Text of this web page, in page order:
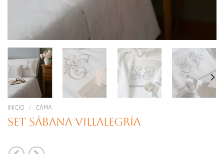
INICIO / CAMA
Set Sábana Villalegría